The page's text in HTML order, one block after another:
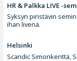
HR & Palkka LIVE -
Syksyn piristävin
ihan livenä.
Helsinki
Scandic Simonkenttä,